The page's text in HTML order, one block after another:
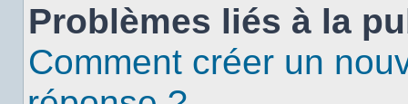
Problèmes liés à la
Comment créer un